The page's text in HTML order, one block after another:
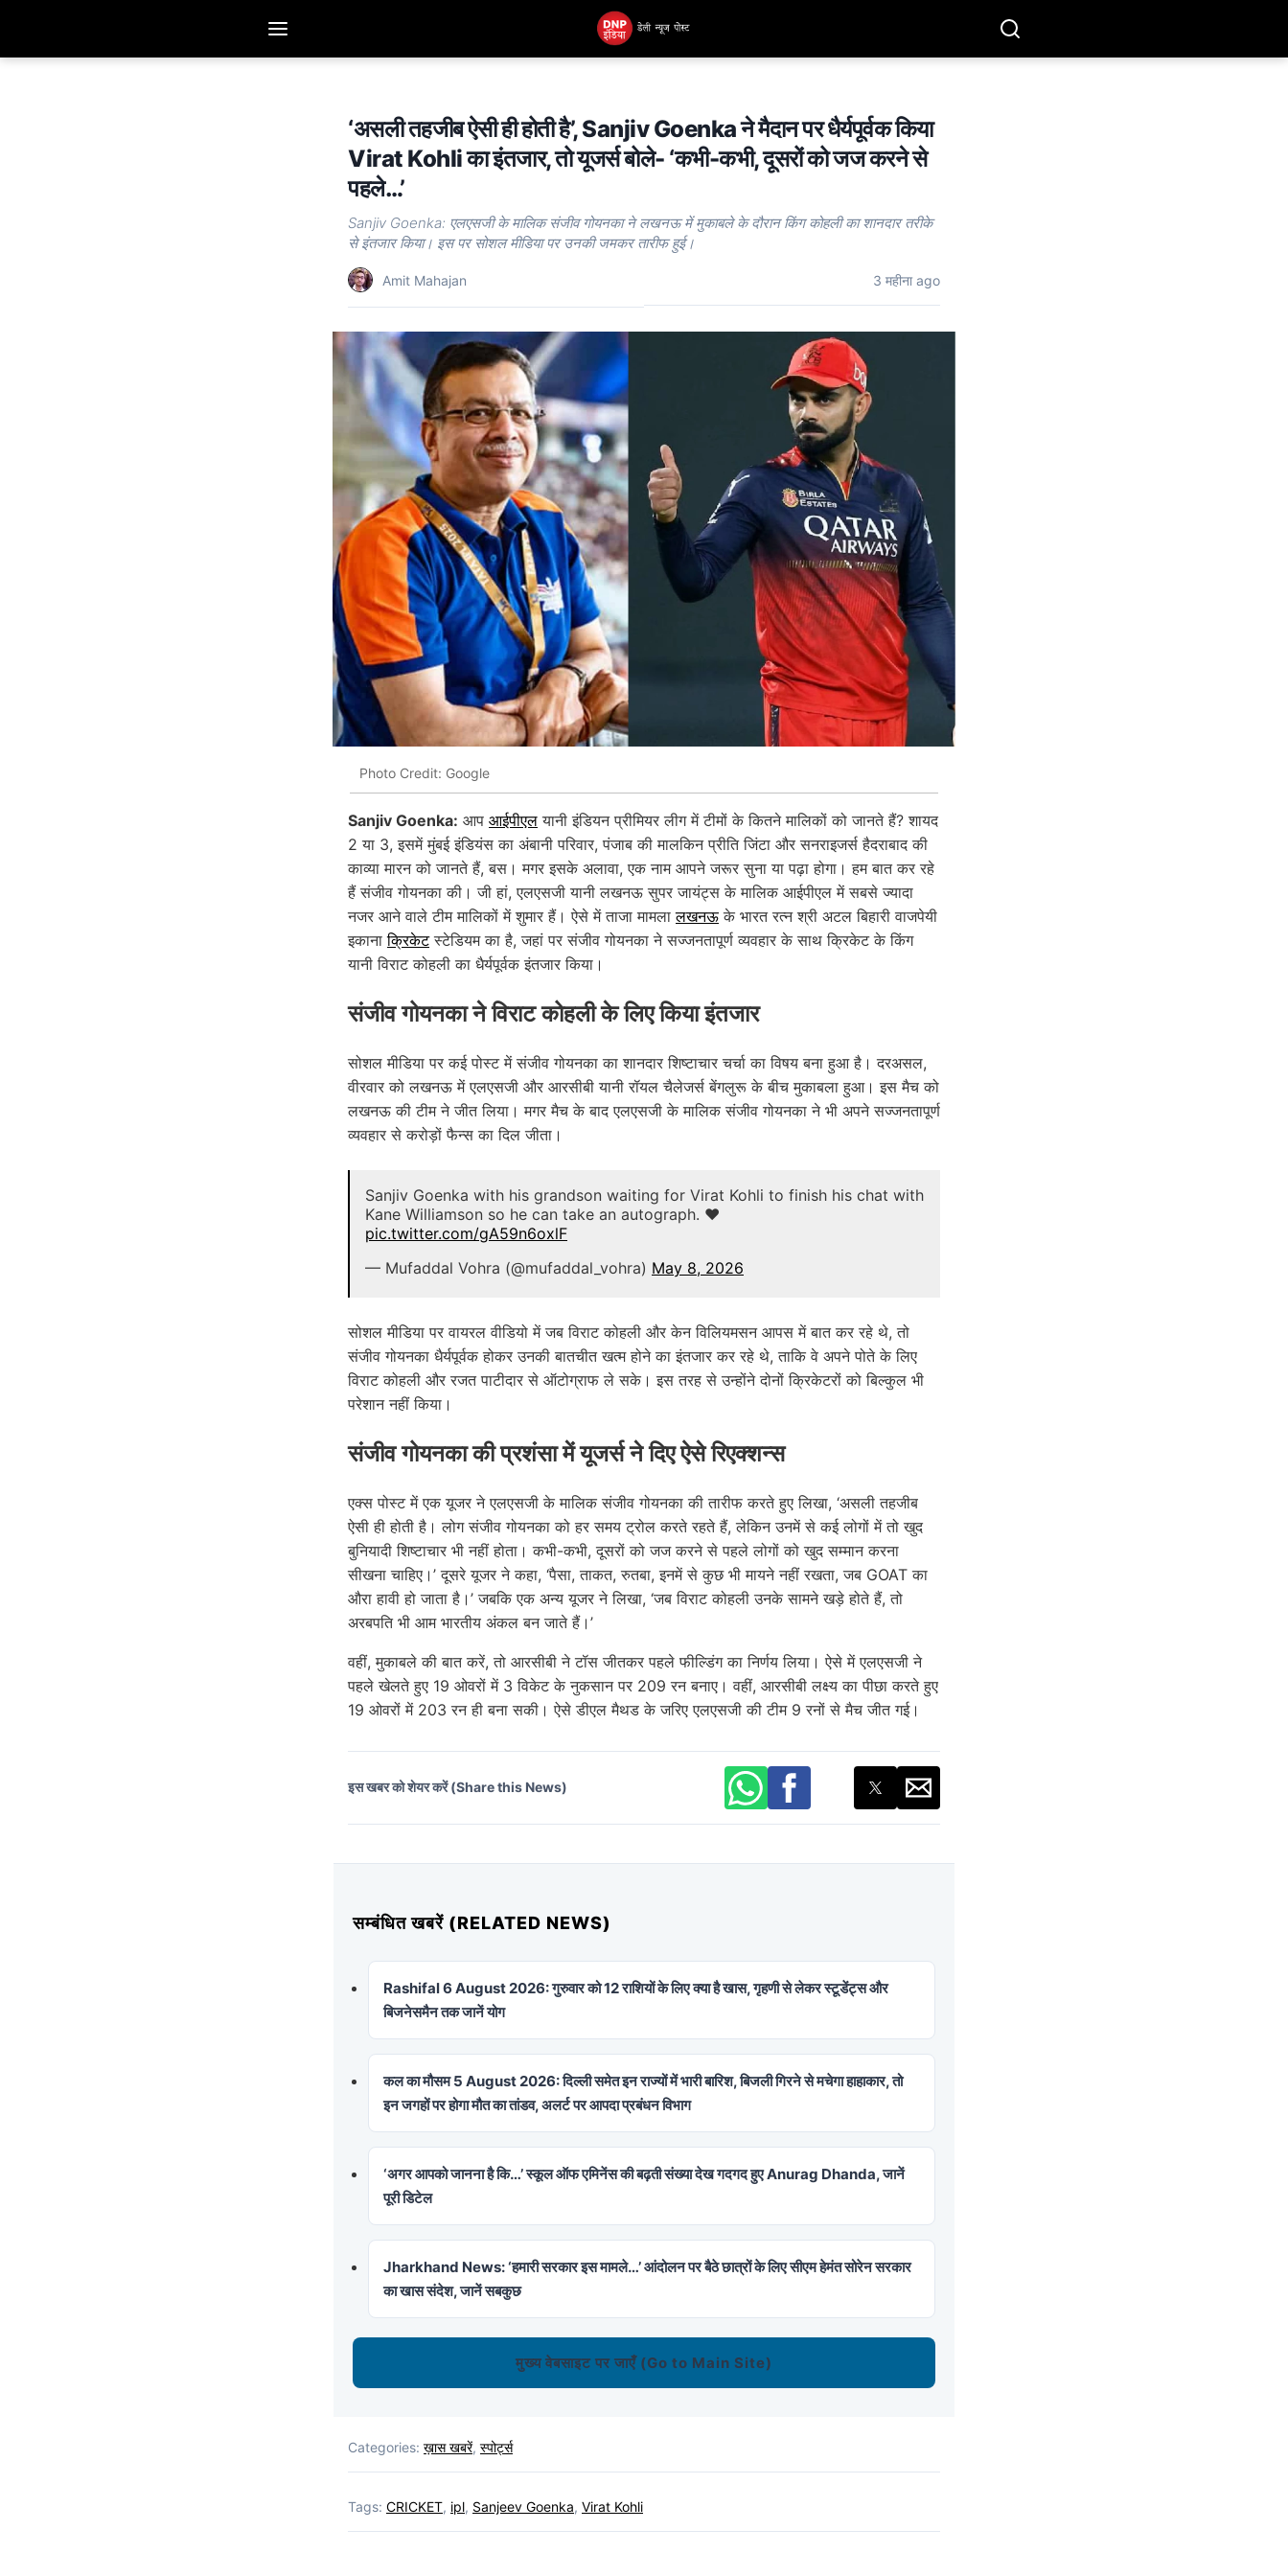
‘असली तहजीब ऐसी ही होती है’, Sanjiv Goenka ने मैदान पर धैर्यपूर्वक किया
Virat Kohli का इंतजार, तो यूजर्स बोले- ‘कभी-कभी, दूसरों को जज करने से
पहले…’
Sanjiv Goenka: एलएसजी के मालिक संजीव गोयनका ने लखनऊ में मुकाबले के दौरान किंग कोहली का शानदार तरीके
से इंतजार किया। इस पर सोशल मीडिया पर उनकी जमकर तारीफ हुई।
Amit Mahajan 3 महीना ago
Photo Credit: Google
Sanjiv Goenka: आप आईपीएल यानी इंडियन प्रीमियर लीग में टीमों के कितने मालिकों को जानते हैं? शायद
2 या 3, इसमें मुंबई इंडियंस का अंबानी परिवार, पंजाब की मालकिन प्रीति जिंटा और सनराइजर्स हैदराबाद की
काव्या मारन को जानते हैं, बस। मगर इसके अलावा, एक नाम आपने जरूर सुना या पढ़ा होगा। हम बात कर रहे
हैं संजीव गोयनका की। जी हां, एलएसजी यानी लखनऊ सुपर जायंट्स के मालिक आईपीएल में सबसे ज्यादा
नजर आने वाले टीम मालिकों में शुमार हैं। ऐसे में ताजा मामलालखनऊ के भारत रत्न श्री अटल बिहारी वाजपेयी
इकानाक्रिकेटस्टेडियम का है, जहां पर संजीव गोयनका ने सज्जनतापूर्ण व्यवहार के साथ क्रिकेट के किंग
यानी विराट कोहली का धैर्यपूर्वक इंतजार किया।
संजीव गोयनका ने विराट कोहली के लिए किया इंतजार
सोशल मीडिया पर कई पोस्ट में संजीव गोयनका का शानदार शिष्टाचार चर्चा का विषय बना हुआ है। दरअसल,
वीरवार को लखनऊ में एलएसजी और आरसीबी यानी रॉयल चैलेजर्स बेंगलुरू के बीच मुकाबला हुआ। इस मैच को
लखनऊ की टीम ने जीत लिया। मगर मैच के बाद एलएसजी के मालिक संजीव गोयनका ने भी अपने सज्जनतापूर्ण
व्यवहार से करोड़ों फैन्स का दिल जीता।
Sanjiv Goenka with his grandson waiting for Virat Kohli to finish his chat with
Kane Williamson so he can take an autograph. ❤️
pic.twitter.com/gA59n6oxlF
— Mufaddal Vohra (@mufaddal_vohra) May 8, 2026
सोशल मीडिया पर वायरल वीडियो में जब ​​विराट कोहली और केन विलियमसन आपस में बात कर रहे थे, तो
संजीव गोयनका धैर्यपूर्वक होकर उनकी बातचीत खत्म होने का इंतजार कर रहे थे, ताकि वे अपने पोते के लिए
विराट कोहली और रजत पाटीदार से ऑटोग्राफ ले सके। इस तरह से उन्होंने दोनों क्रिकेटरों को बिल्कुल भी
परेशान नहीं किया।
संजीव गोयनका की प्रशंसा में यूजर्स ने दिए ऐसे रिएक्शन्स
एक्स पोस्ट में एक यूजर ने एलएसजी के मालिक संजीव गोयनका की तारीफ करते हुए लिखा, ‘असली तहजीब
ऐसी ही होती है। लोग संजीव गोयनका को हर समय ट्रोल करते रहते हैं, लेकिन उनमें से कई लोगों में तो खुद
बुनियादी शिष्टाचार भी नहीं होता। कभी-कभी, दूसरों को जज करने से पहले लोगों को खुद सम्मान करना
सीखना चाहिए।’ दूसरे यूजर ने कहा, ‘पैसा, ताकत, रुतबा, इनमें से कुछ भी मायने नहीं रखता, जब GOAT का
औरा हावी हो जाता है।’ जबकि एक अन्य यूजर ने लिखा, ‘जब विराट कोहली उनके सामने खड़े होते हैं, तो
अरबपति भी आम भारतीय अंकल बन जाते हैं।’
वहीं, मुकाबले की बात करें, तो आरसीबी ने टॉस जीतकर पहले फील्डिंग का निर्णय लिया। ऐसे में एलएसजी ने
पहले खेलते हुए 19 ओवरों में 3 विकेट के नुकसान पर 209 रन बनाए। वहीं, आरसीबी लक्ष्य का पीछा करते हुए
19 ओवरों में 203 रन ही बना सकी। ऐसे डीएल मैथड के जरिए एलएसजी की टीम 9 रनों से मैच जीत गई।
इस खबर को शेयर करें (Share this News)
सम्बंधित खबरें (RELATED NEWS)
Rashifal 6 August 2026: गुरुवार को 12 राशियों के लिए क्या है खास, गृहणी से लेकर स्टूडेंट्स और
बिजनेसमैन तक जानें योग
कल का मौसम 5 August 2026: दिल्ली समेत इन राज्यों में भारी बारिश, बिजली गिरने से मचेगा हाहाकार, तो
इन जगहों पर होगा मौत का तांडव, अलर्ट पर आपदा प्रबंधन विभाग
‘अगर आपको जानना है कि…’ स्कूल ऑफ एमिनेंस की बढ़ती संख्या देख गदगद हुए Anurag Dhanda, जानें
पूरी डिटेल
Jharkhand News: ‘हमारी सरकार इस मामले…’ आंदोलन पर बैठे छात्रों के लिए सीएम हेमंत सोरेन सरकार
का खास संदेश, जानें सबकुछ
मुख्य वेबसाइट पर जाएँ (Go to Main Site)
Categories: ख़ास खबरें, स्पोर्ट्स
Tags: CRICKET, ipl, Sanjeev Goenka, Virat Kohli